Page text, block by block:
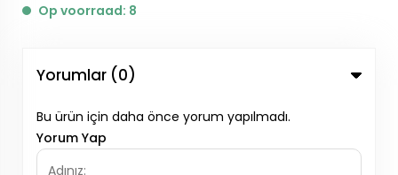
Op voorraad: 8
Yorumlar (0)
Bu ürün için daha önce yorum yapılmadı.
Yorum Yap